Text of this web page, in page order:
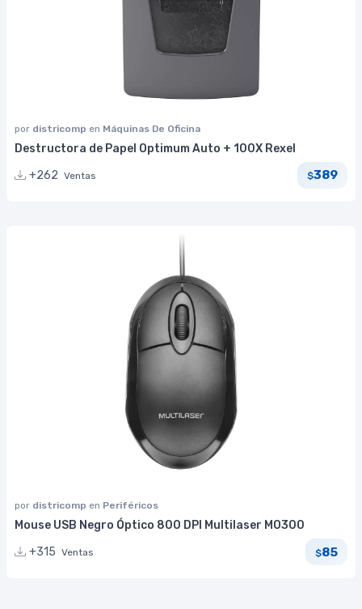
por districomp en Máquinas De Oficina
Destructora de Papel Optimum Auto + 100X Rexel
+262 Ventas $389
por districomp en Periféricos
Mouse USB Negro Óptico 800 DPI Multilaser MO300
+315 Ventas $85